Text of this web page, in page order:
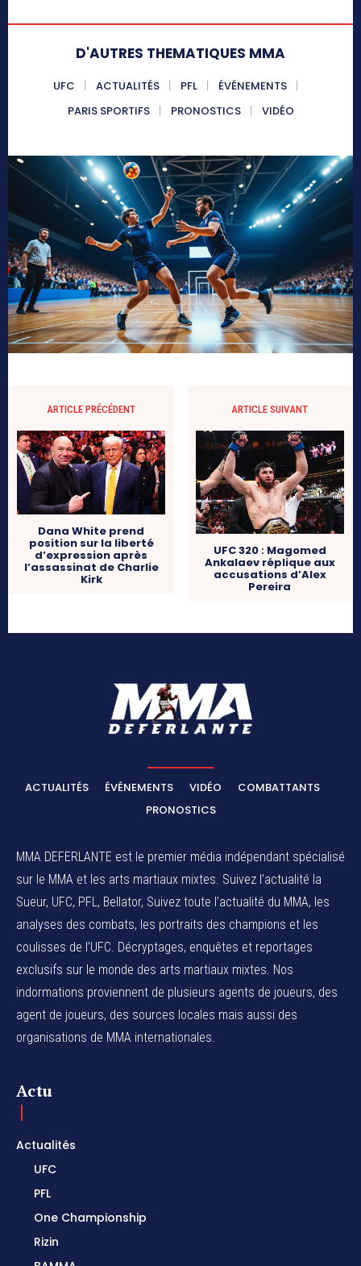
D'AUTRES THEMATIQUES MMA
UFC ACTUALITÉS PFL
ÉVÉNEMENTS
PARIS SPORTIFS
PRONOSTICS VIDÉO
ARTICLE PRÉCÉDENT
Dana White prend
position sur la liberté
d’expression après
l’assassinat de Charlie
Kirk
ARTICLE SUIVANT
UFC 320 : Magomed
Ankalaev réplique aux
accusations d’Alex
Pereira
ACTUALITÉS ÉVÉNEMENTS VIDÉO
COMBATTANTS
PRONOSTICS
MMA DEFERLANTE est le premier média indépendant spécialisé
sur le MMA et les arts martiaux mixtes. Suivez l’actualité la
Sueur, UFC, PFL, Bellator, Suivez toute l’actualité du MMA, les
analyses des combats, les portraits des champions et les
coulisses de l’UFC. Décryptages, enquêtes et reportages
exclusifs sur le monde des arts martiaux mixtes. Nos
indormations proviennent de plusieurs agents de joueurs, des
agent de joueurs, des sources locales mais aussi des
organisations de MMA internationales.
Actu
Actualités
UFC
PFL
One Championship
Rizin